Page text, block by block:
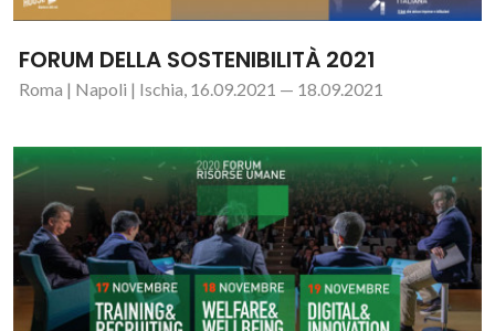
FORUM DELLA SOSTENIBILITÀ 2021
Roma | Napoli | Ischia, 16.09.2021 — 18.09.2021